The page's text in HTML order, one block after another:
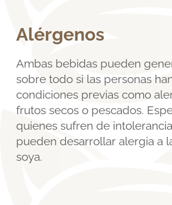
Alérgenos
Ambas bebidas pueden
sobre todo si las personas
condiciones previas como
frutos secos o pescados.
quienes sufren de
pueden desarrollar alergia a
soya.